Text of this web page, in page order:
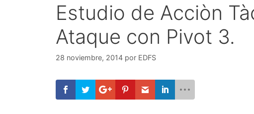
Estudio de Acciòn
Ataque con Pivot 3.
28 noviembre, 2014 por EDFS